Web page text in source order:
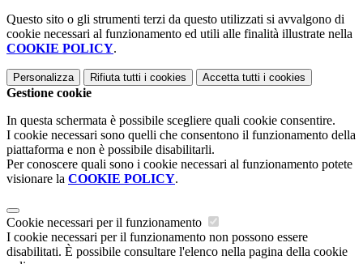
Questo sito o gli strumenti terzi da questo utilizzati si avvalgono di
cookie necessari al funzionamento ed utili alle finalità illustrate nella
COOKIE POLICY.
Personalizza Rifiuta tutti i cookies Accetta tutti i cookies
Gestione cookie
In questa schermata è possibile scegliere quali cookie consentire.
I cookie necessari sono quelli che consentono il funzionamento della
piattaforma e non è possibile disabilitarli.
Per conoscere quali sono i cookie necessari al funzionamento potete
visionare la COOKIE POLICY.
Cookie necessari per il funzionamento
I cookie necessari per il funzionamento non possono essere
disabilitati. È possibile consultare l'elenco nella pagina della cookie